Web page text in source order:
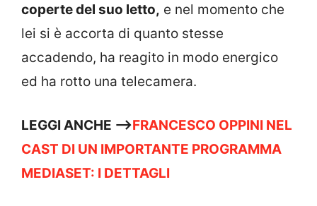
coperte del suo letto, e nel momento che
lei si è accorta di quanto stesse
accadendo, ha reagito in modo energico
ed ha rotto una telecamera.
LEGGI ANCHE —->FRANCESCO OPPINI NEL
CAST DI UN IMPORTANTE PROGRAMMA
MEDIASET: I DETTAGLI